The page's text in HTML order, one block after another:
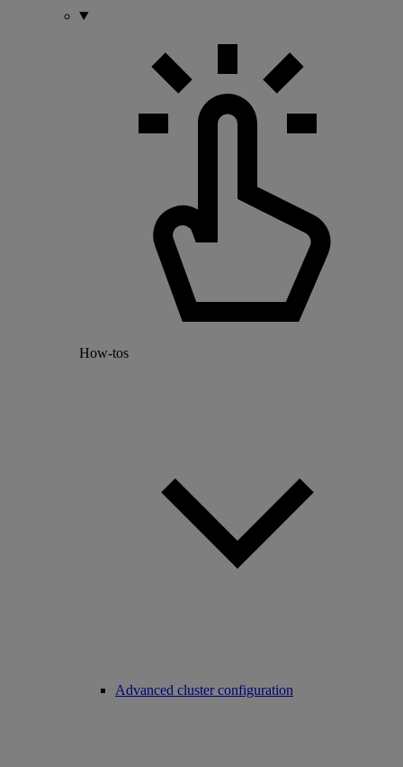
How-tos
Advanced cluster configuration